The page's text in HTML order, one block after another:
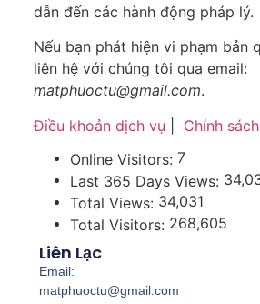
dẫn đến các hành động pháp lý.
Nếu bạn phát hiện vi phạm bản
liên hệ với chúng tôi qua email:
matphuoctu@gmail.com.
Điều khoản dịch vụ
Chính
Online Visitors: 7
Last 365 Days Views:
Total Views: 34,031
Total Visitors: 268,605
Liên Lạc
Email:
matphuoctu@gmail.com